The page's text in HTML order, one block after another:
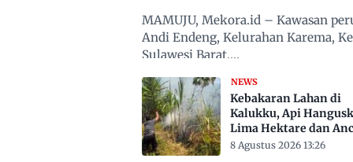
MAMUJU, Mekora.id – Kawasan
Andi Endeng, Kelurahan Karema,
Sulawesi Barat,…
NEWS
Kebakaran Lahan di
Kalukku, Api
Lima Hektare dan
Permukiman
8 Agustus 2026 13:26